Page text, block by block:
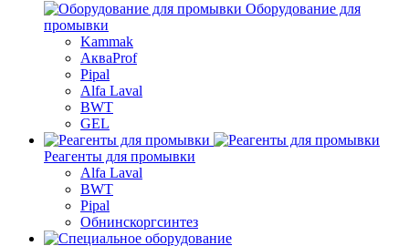
Оборудование для
промывки
Kammak
АкваProf
Pipal
Alfa Laval
BWT
GEL
Реагенты для промывки
Alfa Laval
BWT
Pipal
Обнинскоргсинтез